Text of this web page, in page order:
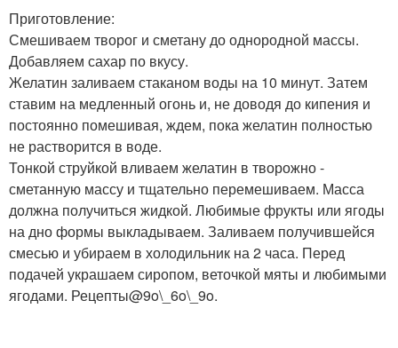
Приготовление:
Смешиваем творог и сметану до однородной массы.
Добавляем сахар по вкусу.
Желатин заливаем стаканом воды на 10 минут. Затем
ставим на медленный огонь и, не доводя до кипения и
постоянно помешивая, ждем, пока желатин полностью
не растворится в воде.
Тонкой струйкой вливаем желатин в творожно -
сметанную массу и тщательно перемешиваем. Масса
должна получиться жидкой. Любимые фрукты или ягоды
на дно формы выкладываем. Заливаем получившейся
смесью и убираем в холодильник на 2 часа. Перед
подачей украшаем сиропом, веточкой мяты и любимыми
ягодами. Рецепты@9o\_6o\_9o.